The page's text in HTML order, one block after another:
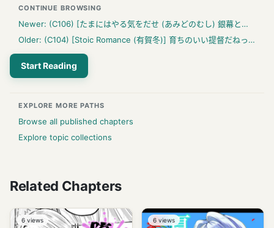
CONTINUE BROWSING
Newer: (C106) [たまにはやる気をだせ (あみどのむし) 銀幕と青い冠 (原神)
Older: (C104) [Stoic Romance (有賀冬)] 育ちのいい提督だねっ (艦隊これくしょん -艦これ-)
Start Reading
EXPLORE MORE PATHS
Browse all published chapters
Explore topic collections
Related Chapters
6 views 6 views